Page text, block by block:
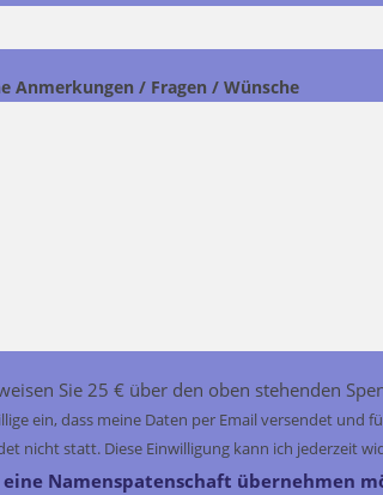
Anmerkungen / Fragen / Wünsche
Sie 25 € über den oben stehenden
ein, dass meine Daten per Email versendet und
nicht statt. Diese Einwilligung kann ich jederzeit
eine Namenspatenschaft übernehmen